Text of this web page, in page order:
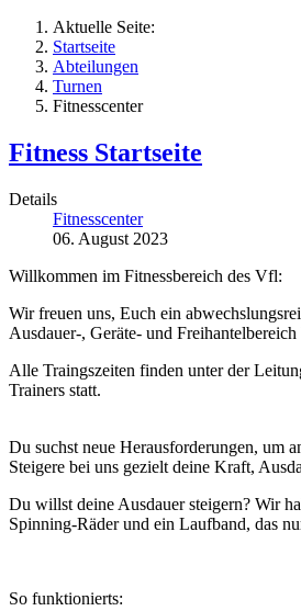
Aktuelle Seite:
Startseite
Abteilungen
Turnen
Fitnesscenter
Fitness Startseite
Details
Fitnesscenter
06. August 2023
Willkommen im Fitnessbereich des Vfl:
Wir freuen uns, Euch ein
Ausdauer-, Geräte- und
Alle Traingszeiten finden unter der
Trainers statt.
Du suchst neue Herausforderungen, um
Steigere bei uns gezielt deine Kraft,
Du willst deine Ausdauer steigern? Wir
Spinning-Räder und ein Laufband, das
So funktionierts: